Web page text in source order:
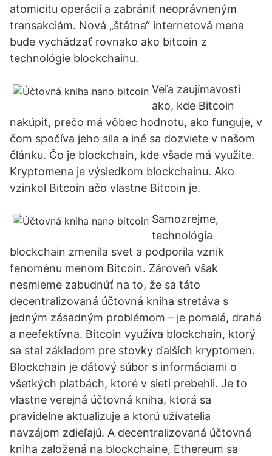
atomicitu operácií a zabrániť neoprávneným
transakciám. Nová „štátna“ internetová mena
bude vychádzať rovnako ako bitcoin z
technológie blockchainu.
Veľa zaujímavostí
ako, kde Bitcoin
nakúpiť, prečo má vôbec hodnotu, ako funguje, v
čom spočíva jeho sila a iné sa dozviete v našom
článku. Čo je blockchain, kde všade má využite.
Kryptomena je výsledkom blockchainu. Ako
vzinkol Bitcoin ačo vlastne Bitcoin je.
Samozrejme,
technológia
blockchain zmenila svet a podporila vznik
fenoménu menom Bitcoin. Zároveň však
nesmieme zabudnúť na to, že sa táto
decentralizovaná účtovná kniha stretáva s
jedným zásadným problémom – je pomalá, drahá
a neefektívna. Bitcoin využíva blockchain, ktorý
sa stal základom pre stovky ďalších kryptomen.
Blockchain je dátový súbor s informáciami o
všetkých platbách, ktoré v sieti prebehli. Je to
vlastne verejná účtovná kniha, ktorá sa
pravidelne aktualizuje a ktorú užívatelia
navzájom zdieľajú. A decentralizovaná účtovná
kniha založená na blockchaine, Ethereum sa